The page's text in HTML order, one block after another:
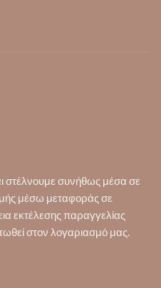
στέλνουμε συνήθως μέσα σε
μέσω μεταφοράς σε
εκτέλεσης παραγγελίας
στον λογαριασμό μας.